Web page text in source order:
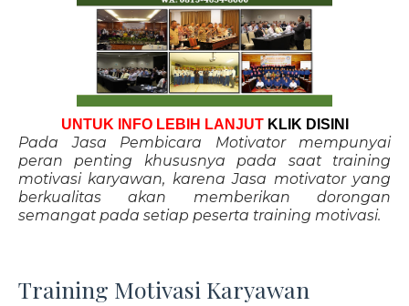
UNTUK INFO LEBIH LANJUT KLIK DISINI
Pada Jasa Pembicara Motivator mempunyai
peran penting khususnya pada saat training
motivasi karyawan, karena Jasa motivator yang
berkualitas akan memberikan dorongan
semangat pada setiap peserta training motivasi.
Training Motivasi Karyawan